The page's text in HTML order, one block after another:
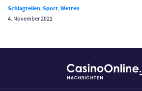
Schlagzeilen,Sport,Wetten
4. November 2021